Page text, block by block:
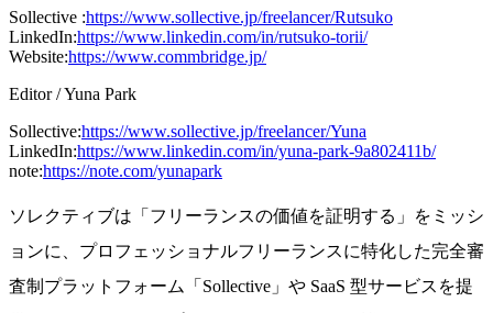
Sollective :https://www.sollective.jp/freelancer/Rutsuko
LinkedIn:https://www.linkedin.com/in/rutsuko-torii/
Website:https://www.commbridge.jp/
Editor/Yuna Park
Sollective:https://www.sollective.jp/freelancer/Yuna
LinkedIn:https://www.linkedin.com/in/yuna-park-9a802411b/
note:https://note.com/yunapark
ソレクティブは「フリーランスの価値を証明する」をミッシ
ョンに、プロフェッショナルフリーランスに特化した完全審
査制プラットフォーム「Sollective」や SaaS 型サービスを提